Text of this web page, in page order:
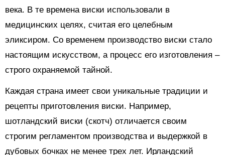
века. В те времена виски использовали в
медицинских целях, считая его целебным
эликсиром. Со временем производство виски стало
настоящим искусством, а процесс его изготовления –
строго охраняемой тайной.
Каждая страна имеет свои уникальные традиции и
рецепты приготовления виски. Например,
шотландский виски (скотч) отличается своим
строгим регламентом производства и выдержкой в
дубовых бочках не менее трех лет. Ирландский